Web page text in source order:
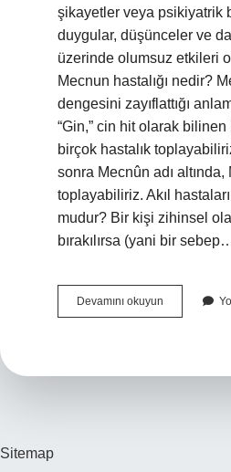
şikayetler veya psikiyatrik
duygular, düşünceler ve
üzerinde olumsuz etkileri
Mecnun hastalığı nedir?
dengesini zayıflattığı
“Gin,” cin hit olarak bilinen
birçok hastalık
sonra Mecnûn adı altında,
toplayabiliriz. Akıl
mudur? Bir kişi zihinsel
bırakılırsa (yani bir
Devamını okuyun
I
Sitemap